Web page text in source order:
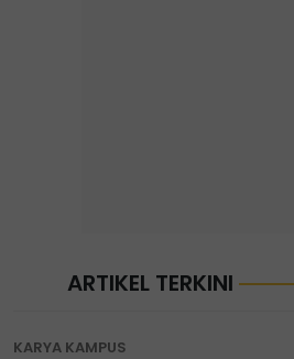
ARTIKEL TERKINI
KARYA KAMPUS